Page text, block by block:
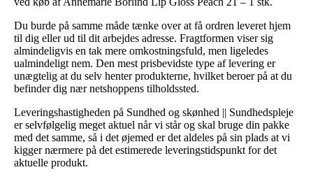
Du burde på samme måde tænke over at få ordren leveret hjem
til dig eller ud til dit arbejdes adresse. Fragtformen viser sig
almindeligvis en tak mere omkostningsfuld, men ligeledes
ualmindeligt nem. Den mest prisbevidste type af levering er
unægtelig at du selv henter produkterne, hvilket beroer på at du
befinder dig nær netshoppens tilholdssted.
Leveringshastigheden på Sundhed og skønhed || Sundhedspleje
er selvfølgelig meget aktuel når vi står og skal bruge din pakke
med det samme, så i det øjemed er det aldeles på sin plads at vi
kigger nærmere på det estimerede leveringstidspunkt for det
aktuelle produkt.